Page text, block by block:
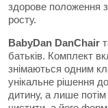
здорове положення
росту.
BabyDan DanChair
батьків. Комплект
знімаються одним
унікальне рішення
дитину, а лише